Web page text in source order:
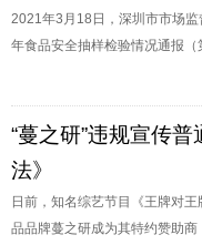
2021年3月18日，深圳市市场
年食品安全抽样检验情况通报（
“蔓之研”违规宣传
法》
日前，知名综艺节目《王牌对
品品牌蔓之研成为其特约赞助